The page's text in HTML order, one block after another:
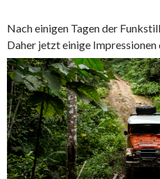
Nach einigen Tagen der
Daher jetzt einige Impressionen